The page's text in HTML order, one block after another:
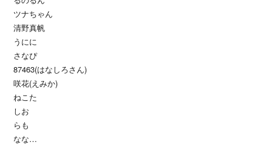
ツナちゃん
清野真帆
うにに
さなぴ
87463(はなしろさん)
咲花(えみか)
ねこた
しお
らも
なな…